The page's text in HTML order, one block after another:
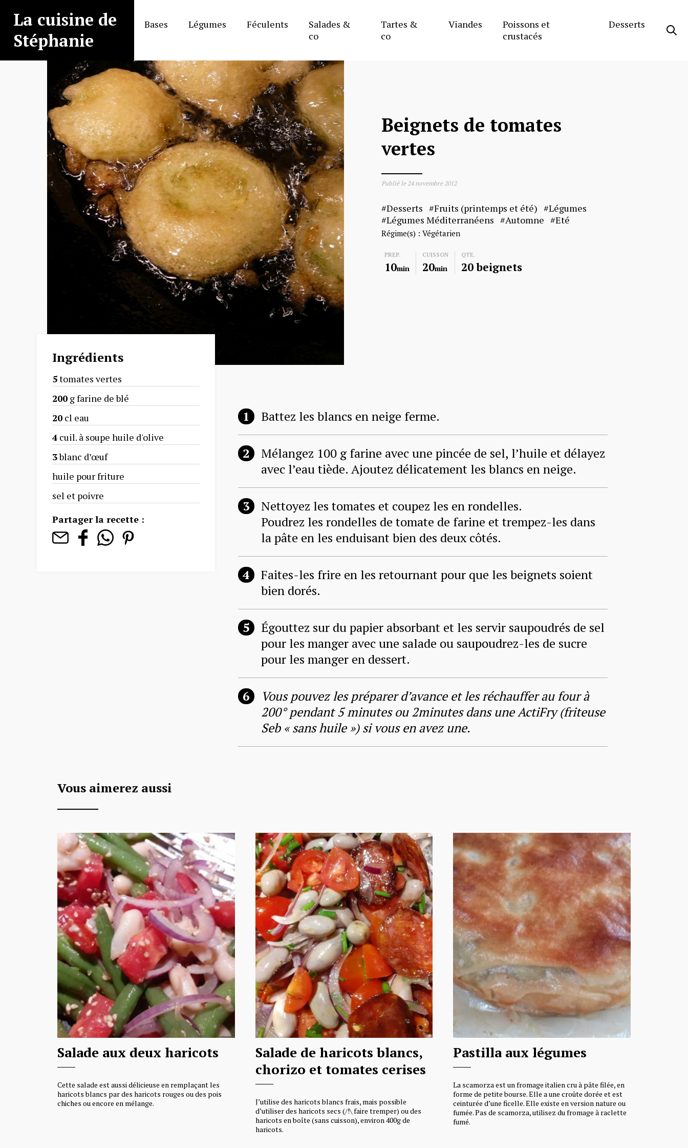
contenu
La cuisine de
Stéphanie
Bases Légumes Féculents
Salades &
co
Tartes &
co
Viandes
Poissons et
crustacés
Desserts
Beignets de tomates
vertes
Publié le 24 novembre 2012
Desserts Fruits (printemps et été)
Légumes
Légumes Méditerranéens
Automne Eté
Régime(s) :Végétarien
PREP.
10min
CUISSON
20min
QTE.
20 beignets
Ingrédients
5tomates vertes
200 g farine de blé
20 cl eau
4 cuil. à soupe huile d'olive
3blanc d’œuf
huile pour friture
sel et poivre
Partager la recette :
Battez les blancs en neige ferme.
Mélangez 100 g farine avec une pincée de sel, l’huile et délayez
avec l’eau tiède. Ajoutez délicatement les blancs en neige.
Nettoyez les tomates et coupez les en rondelles.
Poudrez les rondelles de tomate de farine et trempez-les dans
la pâte en les enduisant bien des deux côtés.
Faites-les frire en les retournant pour que les beignets soient
bien dorés.
Égouttez sur du papier absorbant et les servir saupoudrés de sel
pour les manger avec une salade ou saupoudrez-les de sucre
pour les manger en dessert.
Vous pouvez les préparer d’avance et les réchauffer au four à
200° pendant 5 minutes ou 2minutes dans une ActiFry (friteuse
Seb « sans huile ») si vous en avez une.
Vous aimerez aussi
Salade aux deux haricots
Cette salade est aussi délicieuse en remplaçant les
haricots blancs par des haricots rouges ou des pois
chiches ou encore en mélange.
Salade de haricots blancs,
chorizo et tomates cerises
J’utilise des haricots blancs frais, mais possible
d’utiliser des haricots secs (/!\ faire tremper) ou des
haricots en boîte (sans cuisson), environ 400g de
haricots.
Pastilla aux légumes
La scamorza est un fromage italien cru à pâte filée, en
forme de petite bourse. Elle a une croûte dorée et est
ceinturée d’une ficelle. Elle existe en version nature ou
fumée. Pas de scamorza, utilisez du fromage à raclette
fumé.